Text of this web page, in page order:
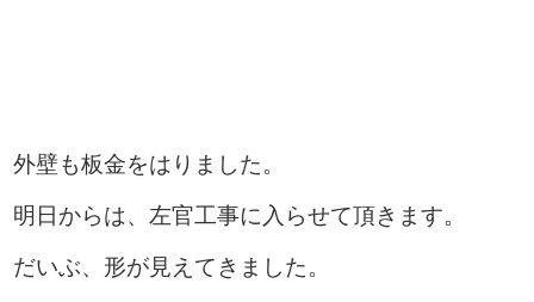
外壁も板金をはりました。
明日からは、左官工事に入らせて頂きます。
だいぶ、形が見えてきました。